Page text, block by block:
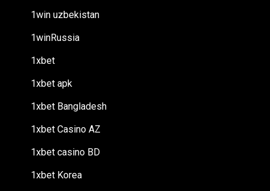
1win uzbekistan
1winRussia
1xbet
1xbet apk
1xbet Bangladesh
1xbet Casino AZ
1xbet casino BD
1xbet Korea